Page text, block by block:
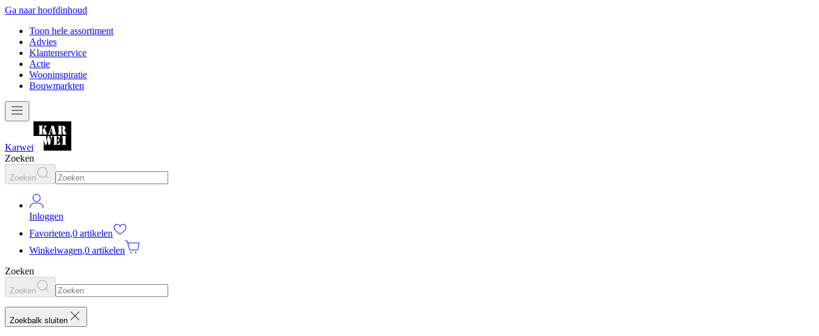
Ga naar hoofdinhoud
Toon hele assortiment
Advies
Klantenservice
Actie
Wooninspiratie
Bouwmarkten
Karwei
Zoeken
Zoeken
Inloggen
Favorieten,0 artikelen
Winkelwagen,0 artikelen
Zoeken
Zoeken
Zoekbalk sluiten